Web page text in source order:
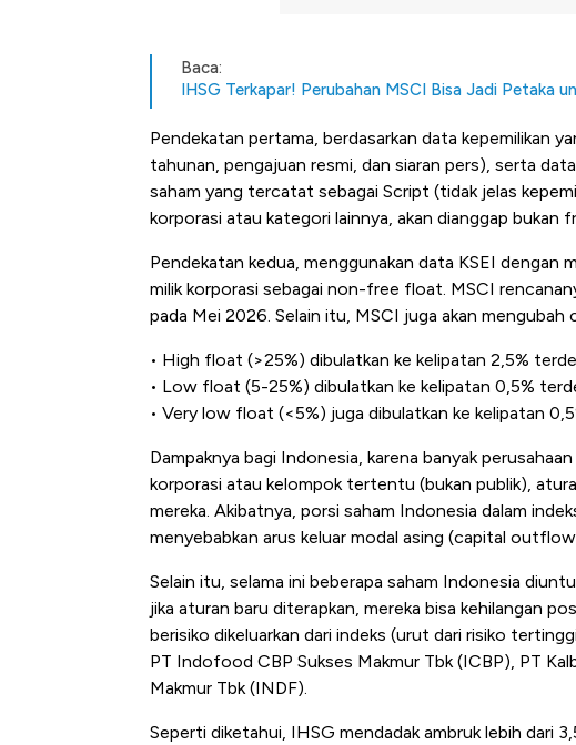
Baca:
IHSG Terkapar! Perubahan MSCI Bisa Jadi Petaka
Pendekatan pertama, berdasarkan data kepemilikan
tahunan, pengajuan resmi, dan siaran pers), serta
saham yang tercatat sebagai Script (tidak jelas
korporasi atau kategori lainnya, akan dianggap bukan
Pendekatan kedua, menggunakan data KSEI dengan
milik korporasi sebagai non-free float. MSCI
pada Mei 2026. Selain itu, MSCI juga akan
• High float (>25%) dibulatkan ke kelipatan 2,5%
• Low float (5-25%) dibulatkan ke kelipatan 0,5%
• Very low float (<5%) juga dibulatkan ke kelipatan
Dampaknya bagi Indonesia, karena banyak
korporasi atau kelompok tertentu (bukan publik),
mereka. Akibatnya, porsi saham Indonesia dalam
menyebabkan arus keluar modal asing (capital
Selain itu, selama ini beberapa saham Indonesia
jika aturan baru diterapkan, mereka bisa kehilangan
berisiko dikeluarkan dari indeks (urut dari risiko
PT Indofood CBP Sukses Makmur Tbk (ICBP), PT
Makmur Tbk (INDF).
Seperti diketahui, IHSG mendadak ambruk lebih dari
Begini Cara Korsel atasi Panas Tanpa
di Jaman Dulu